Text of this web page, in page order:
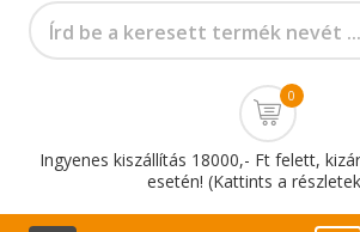
0
Ingyenes kiszállítás 18000,- Ft felett,
esetén! (Kattints a